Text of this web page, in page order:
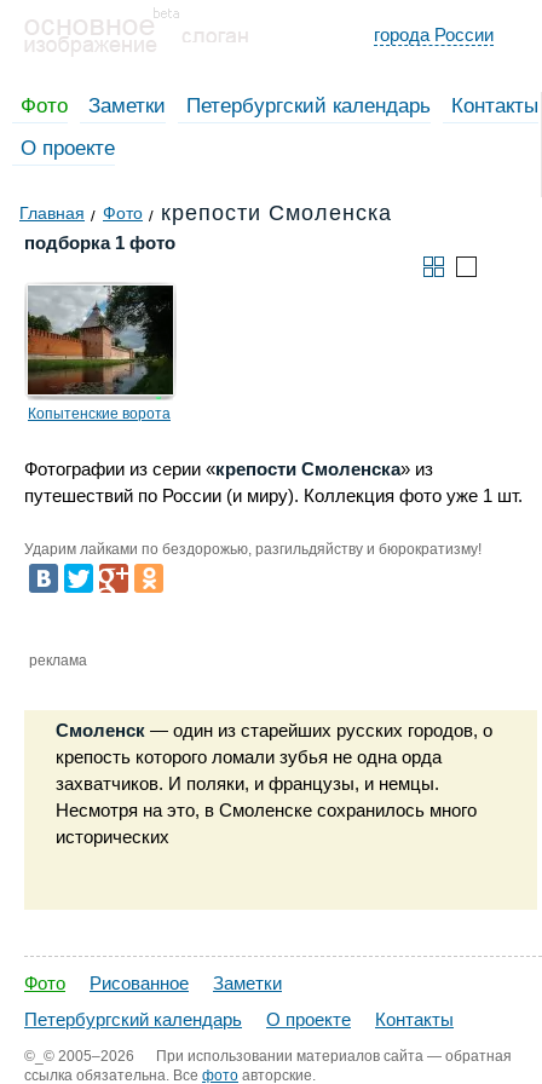
города России
Фото Заметки Петербургский календарь
Контакты
О проекте
Главная Фото крепости Смоленска
подборка 1 фото
Копытенские ворота
Фотографии из серии «крепости Смоленска» из
путешествий по России (и миру). Коллекция фото уже 1 шт.
Ударим лайками по бездорожью, разгильдяйству и бюрократизму!
реклама
Смоленск — один из старейших русских городов, о
крепость которого ломали зубья не одна орда
захватчиков. И поляки, и французы, и немцы.
Несмотря на это, в Смоленске сохранилось много
исторических
Фото Рисованное
Заметки
Петербургский календарь
О проекте Контакты
©_© 2005–2026
При использовании материалов сайта — обратная
ссылка обязательна. Все фото авторские.